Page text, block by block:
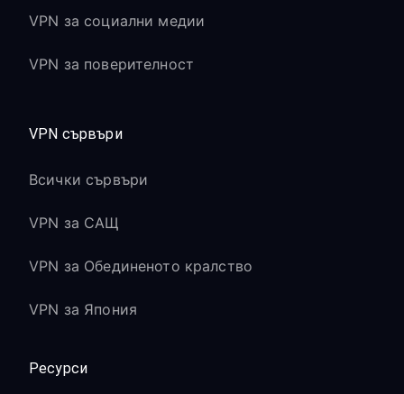
VPN за социални медии
VPN за поверителност
VPN сървъри
Всички сървъри
VPN за САЩ
VPN за Обединеното кралство
VPN за Япония
Ресурси